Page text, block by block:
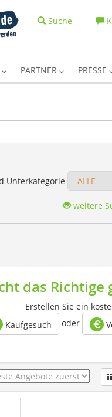
Suche
PARTNER PRESSE
Unterkategorie
weitere
das Richtige
Erstellen Sie ein
Kaufgesuch
oder